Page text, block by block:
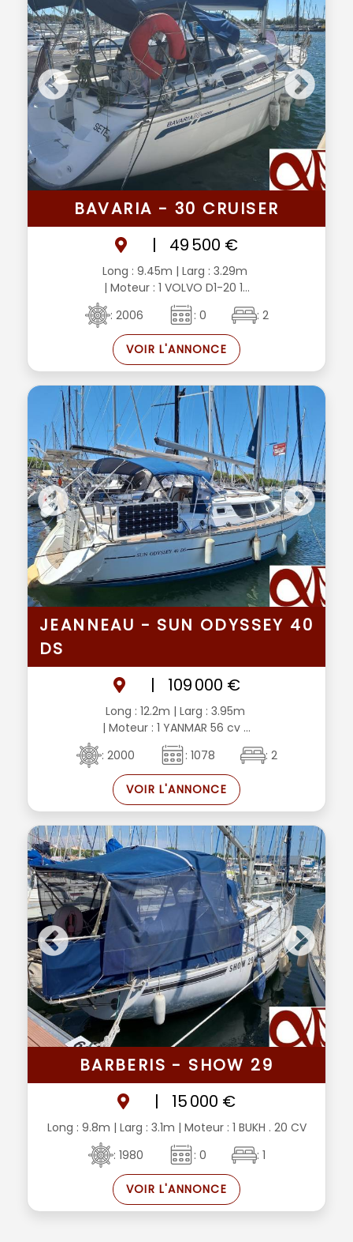
BAVARIA - 30 CRUISER
|
49 500 €
Long : 9.45m | Larg : 3.29m
| Moteur : 1 VOLVO D1-20 1...
: 2006
: 0 : 2
VOIR L'ANNONCE
JEANNEAU - SUN ODYSSEY 40
DS
|
109 000 €
Long : 12.2m | Larg : 3.95m
| Moteur : 1 YANMAR 56 cv ...
: 2000
: 1078 : 2
VOIR L'ANNONCE
BARBERIS - SHOW 29
|
15 000 €
Long : 9.8m | Larg : 3.1m | Moteur : 1 BUKH . 20 CV
: 1980
: 0 : 1
VOIR L'ANNONCE